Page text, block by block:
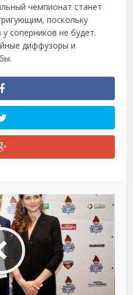
чемпионат станет
поскольку
соперников не будет.
диффузоры и